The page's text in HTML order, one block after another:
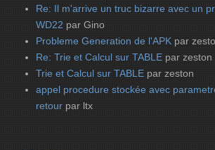
Re: Il m'arrive un truc bizarre avec un
WD22 par Gino
Probleme Generation de l'APK par
Re: Trie et Calcul sur TABLE par zeston
Trie et Calcul sur TABLE par zeston
appel procedure stockée avec
retour par ltx